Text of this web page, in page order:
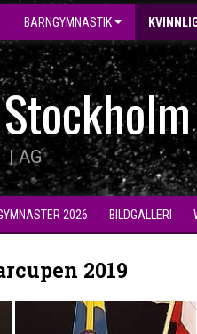
BARNGYMNASTIK
| AG
2026 BILDGALLERI
2019